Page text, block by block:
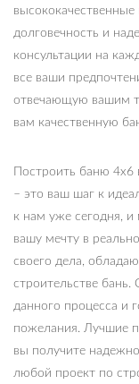
долговечность и
консультации на
все ваши
отвечающую вашим
вам качественную
Построить баню
– это ваш шаг к
к нам уже сегодня,
вашу мечту в
своего дела,
строительстве
данного процесса и
пожелания. Лучшие
вы получите
любой проект по